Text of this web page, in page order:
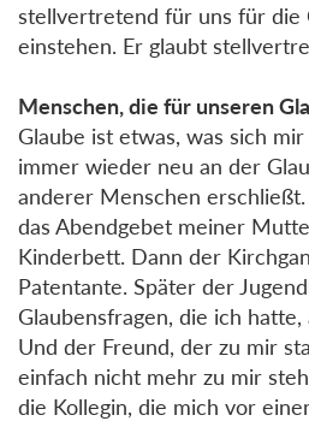
stellvertretend für uns für die
einstehen. Er glaubt
Menschen, die für unseren
Glaube ist etwas, was sich
immer wieder neu an der
anderer Menschen
das Abendgebet meiner
Kinderbett. Dann der
Patentante. Später der
Glaubensfragen, die ich
Und der Freund, der zu mir
einfach nicht mehr zu mir
die Kollegin, die mich vor